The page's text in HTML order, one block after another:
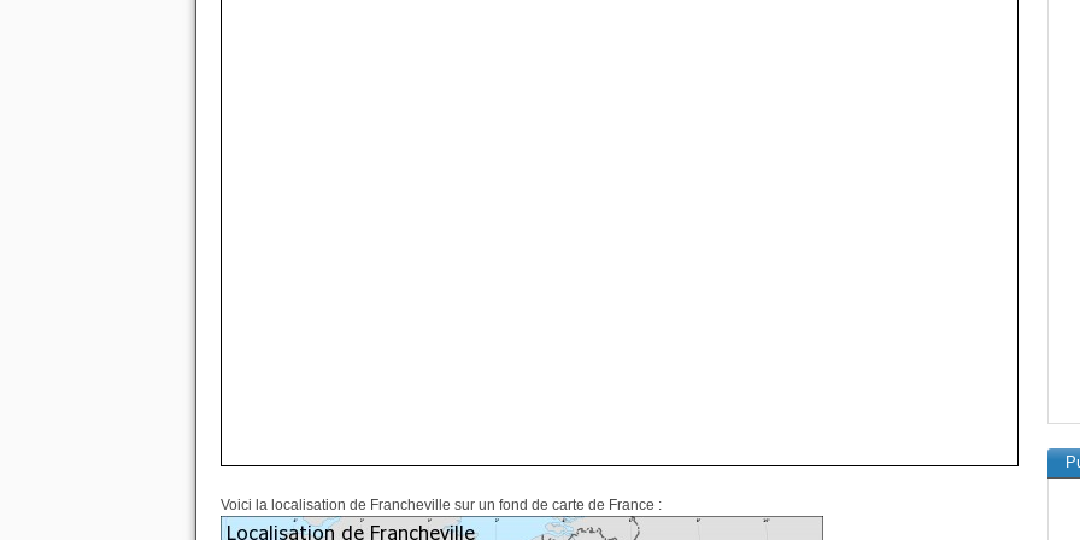
Voici la localisation de Francheville sur un fond de carte de France :